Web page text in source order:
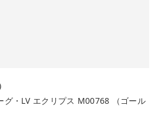
グ・LV エクリプス M00768 （ゴール